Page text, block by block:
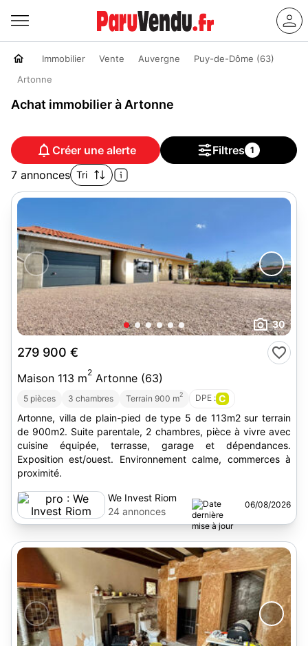
Immobilier Vente Auvergne
Puy-de-Dôme (63)
Artonne
Achat immobilier à Artonne
Créer une alerte Filtres 1
7 annonces Tri
30
279 900 €
Maison 113 m2 Artonne (63)
5 pièces 3 chambres Terrain 900 m2 DPE : C
Artonne, villa de plain-pied de type 5 de 113m2 sur terrain
de 900m2. Suite parentale, 2 chambres, pièce à vivre avec
cuisine équipée, terrasse, garage et dépendances.
Exposition est/ouest. Environnement calme, commerces à
proximité.
We Invest Riom
24 annonces
06/08/2026